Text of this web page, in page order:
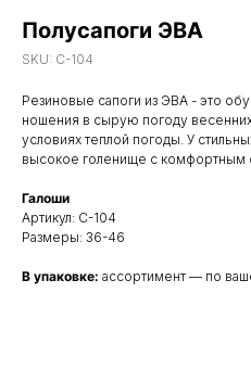
Полусапоги ЭВА
SKU: С-104
Резиновые сапоги из ЭВА - это
ношения в сырую погоду
условиях теплой погоды. У
высокое голенище с комфортным
Галоши
Артикул: С-104
Размеры: 36-46
В упаковке: ассортимент — по